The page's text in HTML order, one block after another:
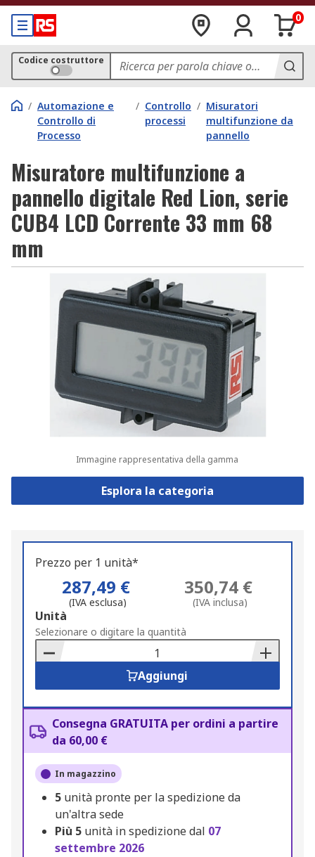
0
Codice costruttore
/ Automazione e
Controllo di
Processo
/ Controllo
processi
/ Misuratori
multifunzione da
pannello
Misuratore multifunzione a
pannello digitale Red Lion, serie
CUB4 LCD Corrente 33 mm 68
mm
Immagine rappresentativa della gamma
Esplora la categoria
Prezzo per 1 unità*
287,49 €
(IVA esclusa)
350,74 €
(IVA inclusa)
Add
to
Basket
Unità
Selezionare o digitare la quantità
Aggiungi
Consegna GRATUITA per ordini a partire
da 60,00 €
In magazzino
5 unità pronte per la spedizione da
un'altra sede
Più 5 unità in spedizione dal 07
settembre 2026